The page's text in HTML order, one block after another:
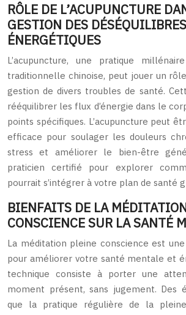
RÔLE DE L’ACUPUNCTURE
GESTION DES DÉSÉQUILIBRES
ÉNERGÉTIQUES
L’acupuncture, une pratique
traditionnelle chinoise, peut jouer un
gestion de divers troubles de santé.
rééquilibrer les flux d’énergie dans le
points spécifiques. L’acupuncture peut
efficace pour soulager les douleurs
stress et améliorer le bien-être
praticien certifié pour explorer
pourrait s’intégrer à votre plan de santé
BIENFAITS DE LA
CONSCIENCE SUR LA SANTÉ
La méditation pleine conscience est
pour améliorer votre santé mentale et
technique consiste à porter une
moment présent, sans jugement. Des
que la pratique régulière de la